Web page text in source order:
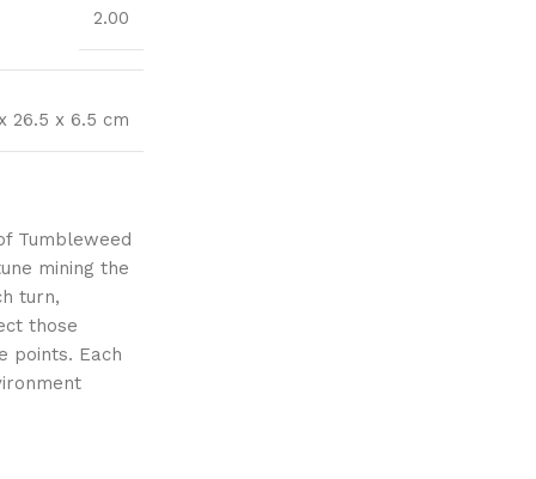
2.00
26.5 x 6.5 cm
Tumbleweed
mining the
turn,
those
points. Each